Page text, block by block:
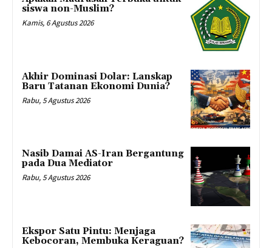
siswa non-Muslim?
Kamis, 6 Agustus 2026
Akhir Dominasi Dolar: Lanskap
Baru Tatanan Ekonomi Dunia?
Rabu, 5 Agustus 2026
Nasib Damai AS-Iran Bergantung
pada Dua Mediator
Rabu, 5 Agustus 2026
Ekspor Satu Pintu: Menjaga
Kebocoran, Membuka Keraguan?